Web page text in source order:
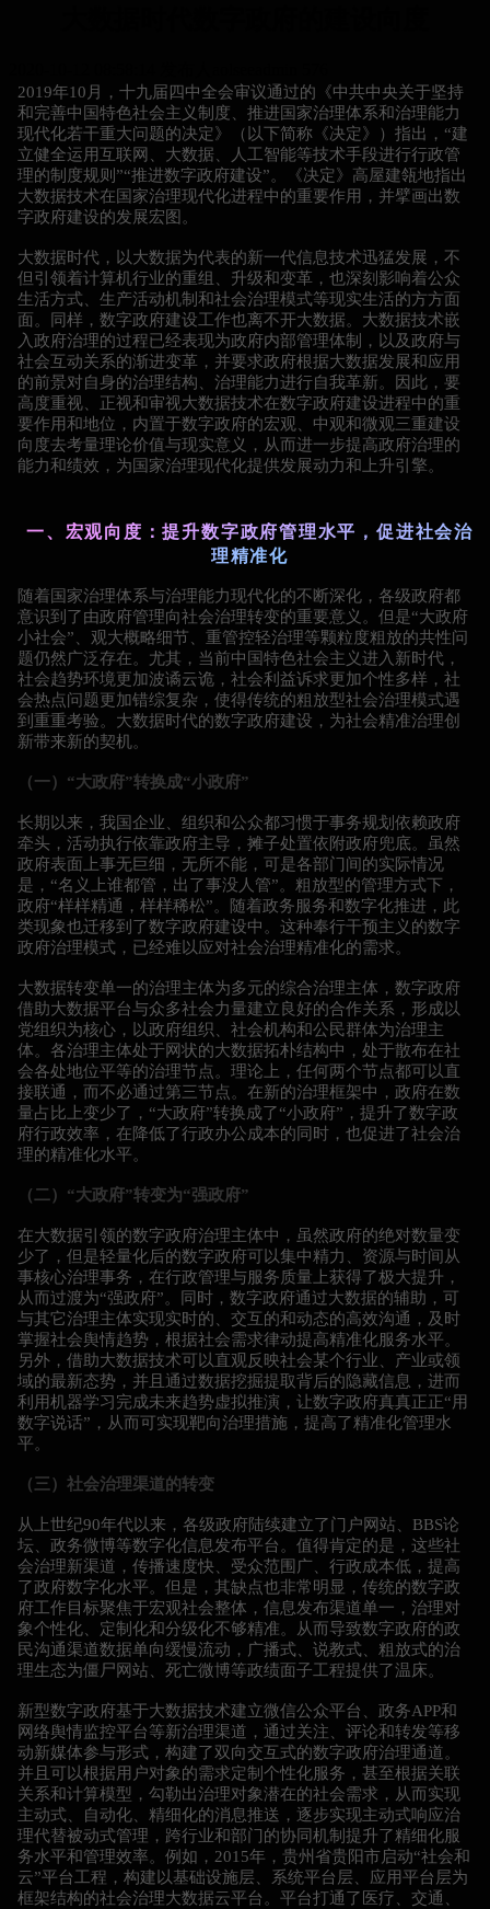
2019年10月，十九届四中全会审议通过的《中共中央关于坚持
和完善中国特色社会主义制度、推进国家治理体系和治理能力
现代化若干重大问题的决定》（以下简称《决定》）指出，“建
立健全运用互联网、大数据、人工智能等技术手段进行行政管
理的制度规则”“推进数字政府建设”。《决定》高屋建瓴地指出
大数据技术在国家治理现代化进程中的重要作用，并擘画出数
字政府建设的发展宏图。
大数据时代，以大数据为代表的新一代信息技术迅猛发展，不
但引领着计算机行业的重组、升级和变革，也深刻影响着公众
生活方式、生产活动机制和社会治理模式等现实生活的方方面
面。同样，数字政府建设工作也离不开大数据。大数据技术嵌
入政府治理的过程已经表现为政府内部管理体制，以及政府与
社会互动关系的渐进变革，并要求政府根据大数据发展和应用
的前景对自身的治理结构、治理能力进行自我革新。因此，要
高度重视、正视和审视大数据技术在数字政府建设进程中的重
要作用和地位，内置于数字政府的宏观、中观和微观三重建设
向度去考量理论价值与现实意义，从而进一步提高政府治理的
能力和绩效，为国家治理现代化提供发展动力和上升引擎。
一、宏观向度：提升数字政府管理水平，促进社会治
理精准化
随着国家治理体系与治理能力现代化的不断深化，各级政府都
意识到了由政府管理向社会治理转变的重要意义。但是“大政府
小社会”、观大概略细节、重管控轻治理等颗粒度粗放的共性问
题仍然广泛存在。尤其，当前中国特色社会主义进入新时代，
社会趋势环境更加波谲云诡，社会利益诉求更加个性多样，社
会热点问题更加错综复杂，使得传统的粗放型社会治理模式遇
到重重考验。大数据时代的数字政府建设，为社会精准治理创
新带来新的契机。
（一）“大政府”转换成“小政府”
长期以来，我国企业、组织和公众都习惯于事务规划依赖政府
牵头，活动执行依靠政府主导，摊子处置依附政府兜底。虽然
政府表面上事无巨细，无所不能，可是各部门间的实际情况
是，“名义上谁都管，出了事没人管”。粗放型的管理方式下，
政府“样样精通，样样稀松”。随着政务服务和数字化推进，此
类现象也迁移到了数字政府建设中。这种奉行干预主义的数字
政府治理模式，已经难以应对社会治理精准化的需求。
大数据转变单一的治理主体为多元的综合治理主体，数字政府
借助大数据平台与众多社会力量建立良好的合作关系，形成以
党组织为核心，以政府组织、社会机构和公民群体为治理主
体。各治理主体处于网状的大数据拓朴结构中，处于散布在社
会各处地位平等的治理节点。理论上，任何两个节点都可以直
接联通，而不必通过第三节点。在新的治理框架中，政府在数
量占比上变少了，“大政府”转换成了“小政府”，提升了数字政
府行政效率，在降低了行政办公成本的同时，也促进了社会治
理的精准化水平。
（二）“大政府”转变为“强政府”
在大数据引领的数字政府治理主体中，虽然政府的绝对数量变
少了，但是轻量化后的数字政府可以集中精力、资源与时间从
事核心治理事务，在行政管理与服务质量上获得了极大提升，
从而过渡为“强政府”。同时，数字政府通过大数据的辅助，可
与其它治理主体实现实时的、交互的和动态的高效沟通，及时
掌握社会舆情趋势，根据社会需求律动提高精准化服务水平。
另外，借助大数据技术可以直观反映社会某个行业、产业或领
域的最新态势，并且通过数据挖掘提取背后的隐藏信息，进而
利用机器学习完成未来趋势虚拟推演，让数字政府真真正正“用
数字说话”，从而可实现靶向治理措施，提高了精准化管理水
平。
（三）社会治理渠道的转变
从上世纪90年代以来，各级政府陆续建立了门户网站、BBS论
坛、政务微博等数字化信息发布平台。值得肯定的是，这些社
会治理新渠道，传播速度快、受众范围广、行政成本低，提高
了政府数字化水平。但是，其缺点也非常明显，传统的数字政
府工作目标聚焦于宏观社会整体，信息发布渠道单一，治理对
象个性化、定制化和分级化不够精准。从而导致数字政府的政
民沟通渠道数据单向缓慢流动，广播式、说教式、粗放式的治
理生态为僵尸网站、死亡微博等政绩面子工程提供了温床。
新型数字政府基于大数据技术建立微信公众平台、政务APP和
网络舆情监控平台等新治理渠道，通过关注、评论和转发等移
动新媒体参与形式，构建了双向交互式的数字政府治理通道。
并且可以根据用户对象的需求定制个性化服务，甚至根据关联
关系和计算模型，勾勒出治理对象潜在的社会需求，从而实现
主动式、自动化、精细化的消息推送，逐步实现主动式响应治
理代替被动式管理，跨行业和部门的协同机制提升了精细化服
务水平和管理效率。例如，2015年，贵州省贵阳市启动“社会和
云”平台工程，构建以基础设施层、系统平台层、应用平台层为
框架结构的社会治理大数据云平台。平台打通了医疗、交通、